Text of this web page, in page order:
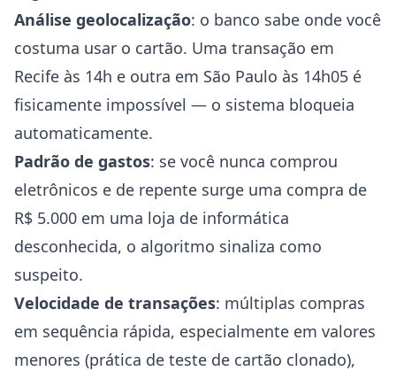
Análise geolocalização: o banco sabe onde você
costuma usar o cartão. Uma transação em
Recife às 14h e outra em São Paulo às 14h05 é
fisicamente impossível — o sistema bloqueia
automaticamente.
Padrão de gastos: se você nunca comprou
eletrônicos e de repente surge uma compra de
R$ 5.000 em uma loja de informática
desconhecida, o algoritmo sinaliza como
suspeito.
Velocidade de transações: múltiplas compras
em sequência rápida, especialmente em valores
menores (prática de teste de cartão clonado),